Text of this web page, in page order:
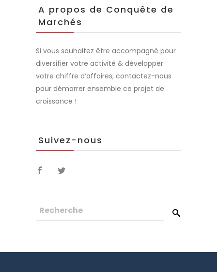
A propos de Conquête de
Marchés
Si vous souhaitez être accompagné pour
diversifier votre activité & développer
votre chiffre d’affaires, contactez-nous
pour démarrer ensemble ce projet de
croissance !
Suivez-nous